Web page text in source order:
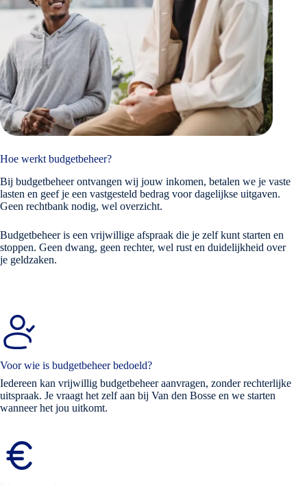
Hoe werkt budgetbeheer?
Bij budgetbeheer ontvangen wij jouw inkomen, betalen we je vaste
lasten en geef je een vastgesteld bedrag voor dagelijkse uitgaven.
Geen rechtbank nodig, wel overzicht.
Budgetbeheer is een vrijwillige afspraak die je zelf kunt starten en
stoppen. Geen dwang, geen rechter, wel rust en duidelijkheid over
je geldzaken.
Voor wie is budgetbeheer bedoeld?
Iedereen kan vrijwillig budgetbeheer aanvragen, zonder rechterlijke
uitspraak. Je vraagt het zelf aan bij Van den Bosse en we starten
wanneer het jou uitkomt.